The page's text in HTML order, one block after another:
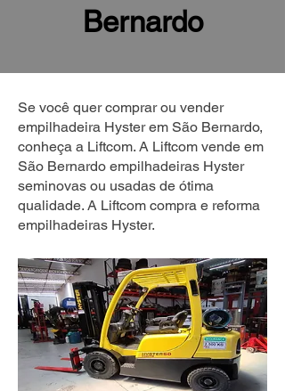
Bernardo
Se você quer comprar ou vender
empilhadeira Hyster em São Bernardo,
conheça a Liftcom. A Liftcom vende em
São Bernardo empilhadeiras Hyster
seminovas ou usadas de ótima
qualidade. A Liftcom compra e reforma
empilhadeiras Hyster.